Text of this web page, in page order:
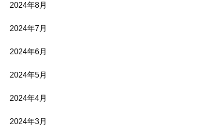
2024年8月
2024年7月
2024年6月
2024年5月
2024年4月
2024年3月